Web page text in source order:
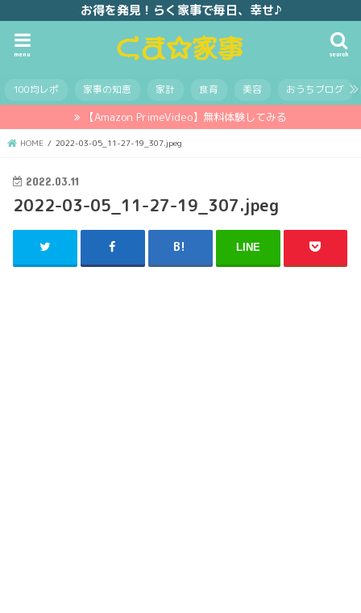
お得を発見！らく家事で毎日、幸せ♪
search
menu
100均レポ 家事の知恵 家計 食育 美容 おうちブログ
【Amazon PrimeVideo】無料体験してみる
HOME 2022-03-05_11-27-19_307.jpeg
2022.03.11
2022-03-05_11-27-19_307.jpeg
LINE